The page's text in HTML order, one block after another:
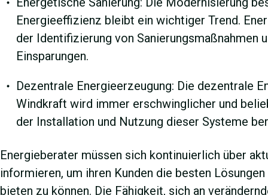
Energieeffizienz bleibt ein wichtiger Trend.
der Identifizierung von Sanierungsmaßnahmen
Einsparungen.
Dezentrale Energieerzeugung: Die dezentrale
Windkraft wird immer erschwinglicher und
der Installation und Nutzung dieser Systeme
Energieberater müssen sich kontinuierlich über
informieren, um ihren Kunden die besten
bieten zu können. Die Fähigkeit, sich an